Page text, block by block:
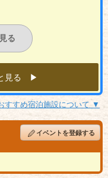
る
と見る ▶︎
すすめ宿泊施設について ▼
イベントを登録する